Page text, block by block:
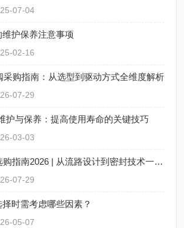
07-04
护保养注意事项
02-16
采购指南：从选型到驱动方式全维度解析
07-29
护与保养：提高使用寿命的关键技巧
03-03
气相14通阀选购指南2026 | 从流路设计到密封技术一次讲透
07-29
时需考虑哪些因素？
05-07